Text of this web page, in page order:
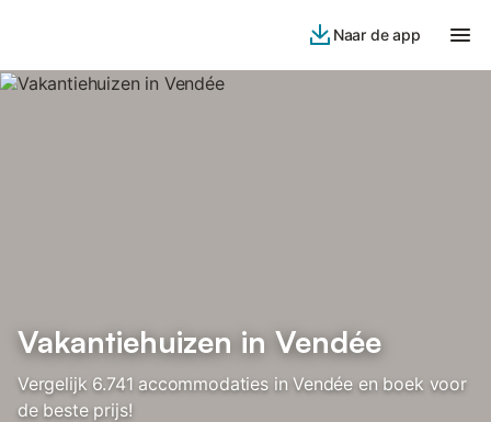
Naar de app
Vakantiehuizen in Vendée
Vergelijk 6.741 accommodaties in Vendée en boek voor
de beste prijs!